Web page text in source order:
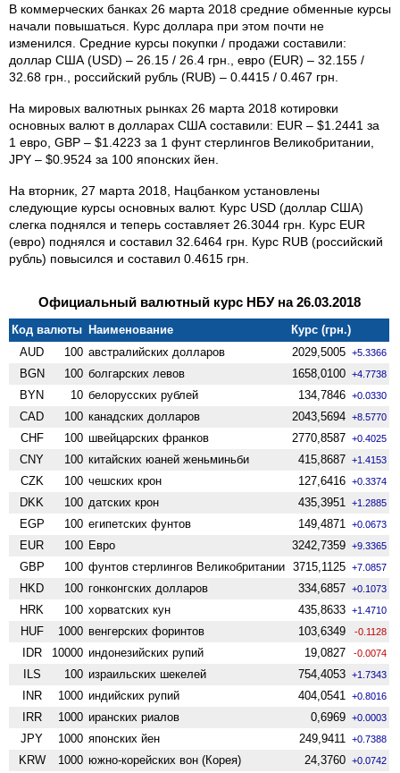
В коммерческих банках 26 марта 2018 средние обменные курсы
начали повышаться. Курс доллара при этом почти не
изменился. Средние курсы покупки / продажи составили:
доллар США (USD) – 26.15 / 26.4 грн., евро (EUR) – 32.155 /
32.68 грн., российский рубль (RUB) – 0.4415 / 0.467 грн.
На мировых валютных рынках 26 марта 2018 котировки
основных валют в долларах США составили: EUR – $1.2441 за
1 евро, GBP – $1.4223 за 1 фунт стерлингов Великобритании,
JPY – $0.9524 за 100 японских йен.
На вторник, 27 марта 2018, Нацбанком установлены
следующие курсы основных валют. Курс USD (доллар США)
слегка поднялся и теперь составляет 26.3044 грн. Курс EUR
(евро) поднялся и составил 32.6464 грн. Курс RUB (российский
рубль) повысился и составил 0.4615 грн.
Официальный валютный курс НБУ на 26.03.2018
Код валюты Наименование
Курс (грн.)
AUD
100 австралийских долларов 2029,5005 +5.3366
BGN 100 болгарских левов 1658,0100 +4.7738
BYN 10 белорусских рублей 134,7846 +0.0330
CAD 100 канадских долларов 2043,5694 +8.5770
CHF 100 швейцарских франков 2770,8587 +0.4025
CNY 100 китайских юаней женьминьби 415,8687 +1.4153
CZK 100 чешских крон 127,6416 +0.3374
DKK 100 датских крон 435,3951 +1.2885
EGP 100 египетских фунтов 149,4871 +0.0673
EUR 100 Евро 3242,7359 +9.3365
GBP 100 фунтов стерлингов Велико­британии 3715,1125 +7.0857
HKD 100 гонконгских долларов 334,6857 +0.1073
HRK 100 хорватских кун 435,8633 +1.4710
HUF 1000 венгерских форинтов 103,6349 -0.1128
IDR 10000 индонезийских рупий 19,0827 -0.0074
ILS 100 израильских шекелей 754,4053 +1.7343
INR 1000 индийских рупий 404,0541 +0.8016
IRR 1000 иранских риалов 0,6969 +0.0003
JPY 1000 японских йен 249,9411 +0.7388
KRW 1000 южно-корейских вон (Корея) 24,3760 +0.0742